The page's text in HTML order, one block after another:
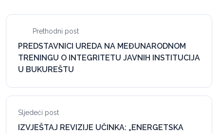
Prethodni post
PREDSTAVNICI UREDA NA MEĐUNARODNOM
TRENINGU O INTEGRITETU JAVNIH INSTITUCIJA
U BUKUREŠTU
Sljedeći post
IZVJEŠTAJ REVIZIJE UČINKA: „ENERGETSKA